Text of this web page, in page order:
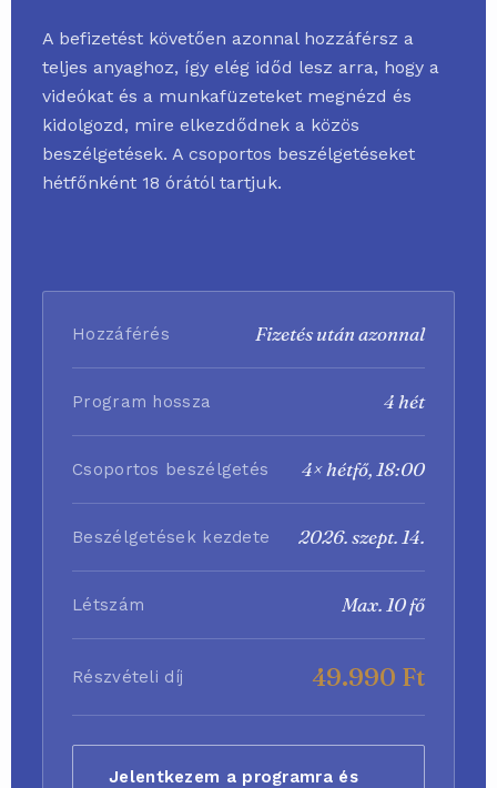
A befizetést követően azonnal hozzáférsz a
teljes anyaghoz, így elég időd lesz arra, hogy a
videókat és a munkafüzeteket megnézd és
kidolgozd, mire elkezdődnek a közös
beszélgetések. A csoportos beszélgetéseket
hétfőnként 18 órától tartjuk.
Hozzáférés Fizetés után azonnal
Program hossza 4 hét
Csoportos beszélgetés 4× hétfő, 18:00
Beszélgetések kezdete 2026. szept. 14.
Létszám Max. 10 fő
Részvételi díj 49.990 Ft
Jelentkezem a programra és